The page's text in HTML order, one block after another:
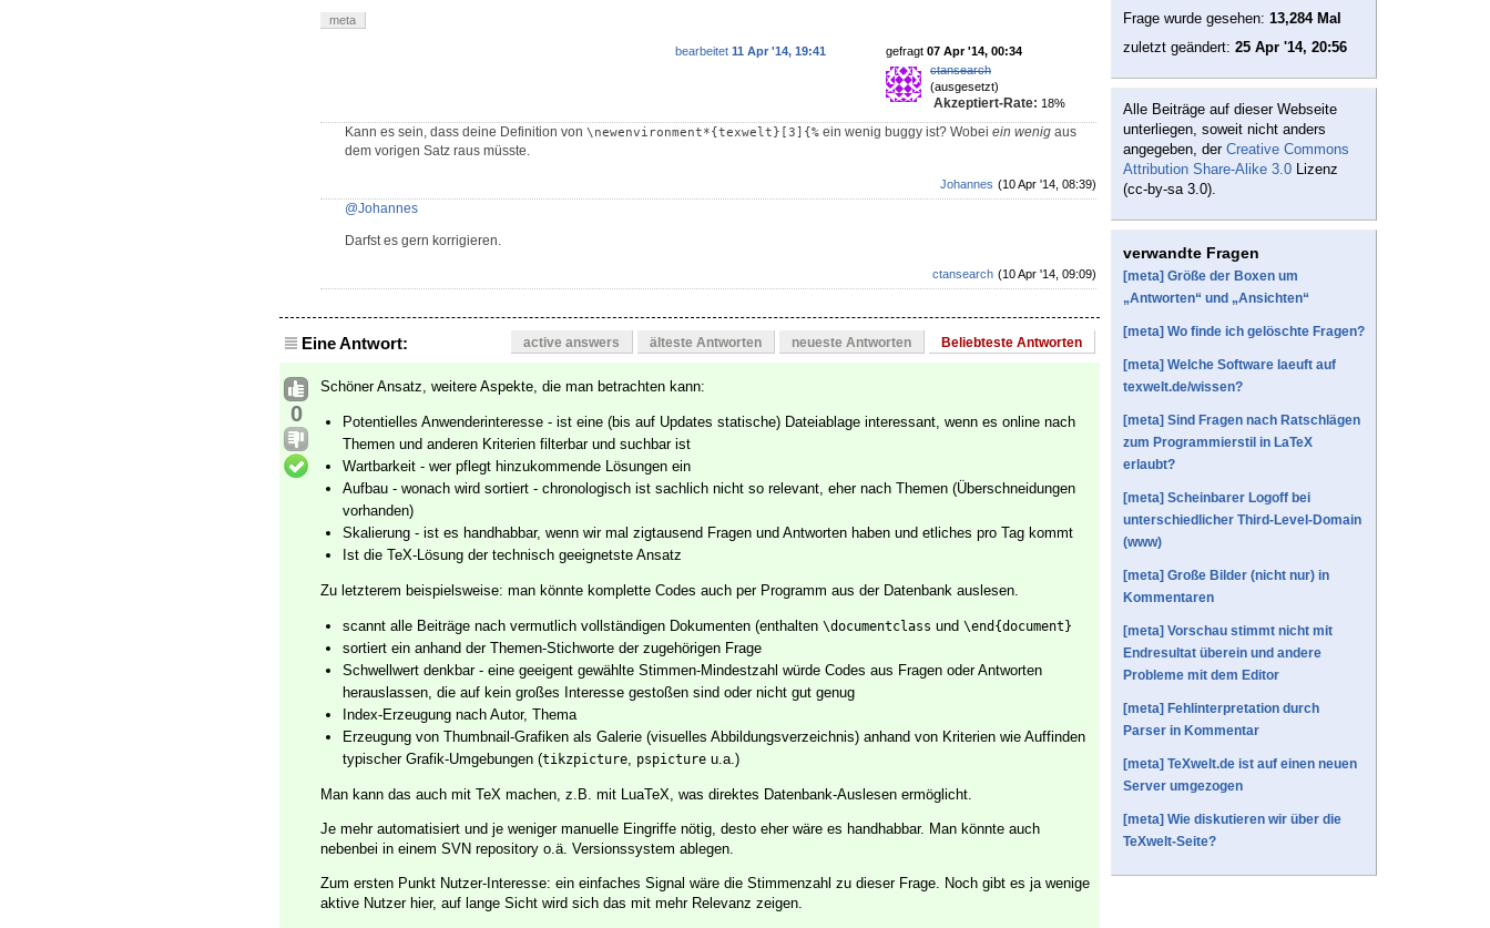
meta
gefragt 07 Apr '14, 00:34
ctansearch
(ausgesetzt)
Akzeptiert-Rate: 18%
bearbeitet 11 Apr '14, 19:41
Kann es sein, dass deine Definition von \newenvironment*{texwelt}[3]{% ein wenig buggy ist? Wobei ein wenig aus
dem vorigen Satz raus müsste.
(10 Apr '14, 08:39)
Johannes
@Johannes
Darfst es gern korrigieren.
(10 Apr '14, 09:09)
ctansearch
Eine Antwort: active answers älteste Antworten neueste Antworten Beliebteste Antworten
0
Schöner Ansatz, weitere Aspekte, die man betrachten kann:
Potentielles Anwenderinteresse - ist eine (bis auf Updates statische) Dateiablage interessant, wenn es online nach
Themen und anderen Kriterien filterbar und suchbar ist
Wartbarkeit - wer pflegt hinzukommende Lösungen ein
Aufbau - wonach wird sortiert - chronologisch ist sachlich nicht so relevant, eher nach Themen (Überschneidungen
vorhanden)
Skalierung - ist es handhabbar, wenn wir mal zigtausend Fragen und Antworten haben und etliches pro Tag kommt
Ist die TeX-Lösung der technisch geeignetste Ansatz
Zu letzterem beispielsweise: man könnte komplette Codes auch per Programm aus der Datenbank auslesen.
scannt alle Beiträge nach vermutlich vollständigen Dokumenten (enthalten \documentclass und \end{document}
sortiert ein anhand der Themen-Stichworte der zugehörigen Frage
Schwellwert denkbar - eine geeigent gewählte Stimmen-Mindestzahl würde Codes aus Fragen oder Antworten
herauslassen, die auf kein großes Interesse gestoßen sind oder nicht gut genug
Index-Erzeugung nach Autor, Thema
Erzeugung von Thumbnail-Grafiken als Galerie (visuelles Abbildungsverzeichnis) anhand von Kriterien wie Auffinden
typischer Grafik-Umgebungen (tikzpicture, pspicture u.a.)
Man kann das auch mit TeX machen, z.B. mit LuaTeX, was direktes Datenbank-Auslesen ermöglicht.
Je mehr automatisiert und je weniger manuelle Eingriffe nötig, desto eher wäre es handhabbar. Man könnte auch
nebenbei in einem SVN repository o.ä. Versionssystem ablegen.
Zum ersten Punkt Nutzer-Interesse: ein einfaches Signal wäre die Stimmenzahl zu dieser Frage. Noch gibt es ja wenige
aktive Nutzer hier, auf lange Sicht wird sich das mit mehr Relevanz zeigen.
Frage wurde gesehen: 13,284 Mal
zuletzt geändert: 25 Apr '14, 20:56
Alle Beiträge auf dieser Webseite
unterliegen, soweit nicht anders
angegeben, der Creative Commons
Attribution Share-Alike 3.0 Lizenz
(cc-by-sa 3.0).
verwandte Fragen
[meta] Größe der Boxen um
„Antworten“ und „Ansichten“
[meta] Wo finde ich gelöschte Fragen?
[meta] Welche Software laeuft auf
texwelt.de/wissen?
[meta] Sind Fragen nach Ratschlägen
zum Programmierstil in LaTeX
erlaubt?
[meta] Scheinbarer Logoff bei
unterschiedlicher Third-Level-Domain
(www)
[meta] Große Bilder (nicht nur) in
Kommentaren
[meta] Vorschau stimmt nicht mit
Endresultat überein und andere
Probleme mit dem Editor
[meta] Fehlinterpretation durch
Parser in Kommentar
[meta] TeXwelt.de ist auf einen neuen
Server umgezogen
[meta] Wie diskutieren wir über die
TeXwelt-Seite?